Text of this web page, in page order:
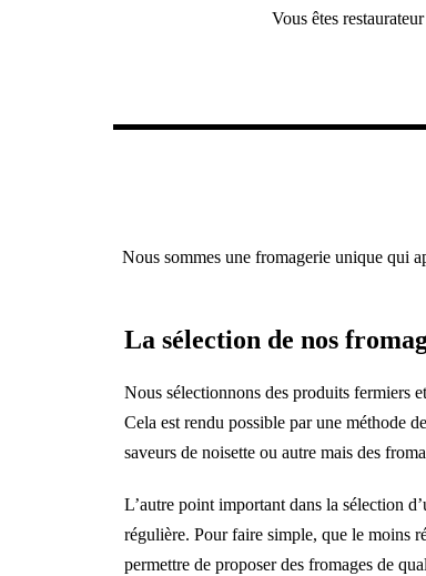
Vous êtes
adipiscing elit. Ut elit
ullamcorper mattis,
pulvinar dapibus leo.
Cliquer ici
Nous sommes une fromagerie unique qui
La sélection de nos
Nous sélectionnons des produits fermiers
Cela est rendu possible par une méthode
saveurs de noisette ou autre mais des
L’autre point important dans la sélection
régulière. Pour faire simple, que le moins
permettre de proposer des fromages de